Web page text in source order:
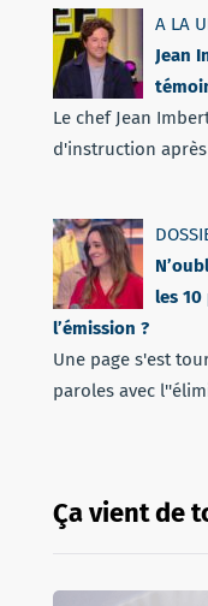
A LA
Jean
Le chef Jean
d'instruction
les
l’émission ?
Une page s'est
paroles avec
Ça vient de